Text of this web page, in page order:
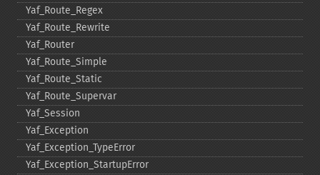
Yaf_​Route_​Regex
Yaf_​Route_​Rewrite
Yaf_​Router
Yaf_​Route_​Simple
Yaf_​Route_​Static
Yaf_​Route_​Supervar
Yaf_​Session
Yaf_​Exception
Yaf_​Exception_​TypeError
Yaf_​Exception_​StartupError